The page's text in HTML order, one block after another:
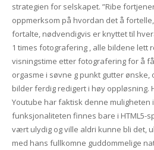
strategien for selskapet. ”Ribe
oppmerksom på hvordan det å
fortalte, nødvendigvis er knyttet til
1 times fotografering , alle bildene lett
visningstime etter fotografering for å
orgasme i søvne g punkt gutter ønske,
bilder ferdig redigert i høy oppløsning.
Youtube har faktisk denne muligheten
funksjonaliteten finnes bare i HTML5-
vært ulydig og ville aldri kunne bli det,
med hans fullkomne guddommelige